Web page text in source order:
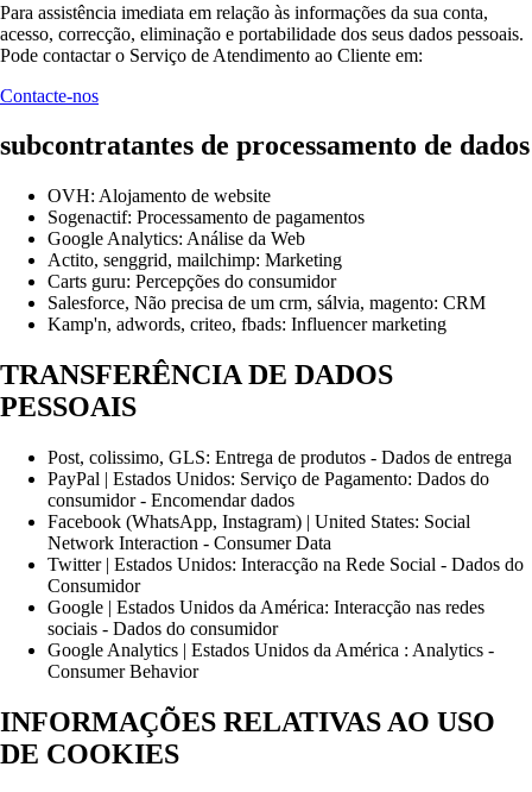
Para assistência imediata em relação às informações da sua conta,
acesso, correcção, eliminação e portabilidade dos seus dados pessoais.
Pode contactar o Serviço de Atendimento ao Cliente em:
Contacte-nos
subcontratantes de processamento de dados
OVH: Alojamento de website
Sogenactif: Processamento de pagamentos
Google Analytics: Análise da Web
Actito, senggrid, mailchimp: Marketing
Carts guru: Percepções do consumidor
Salesforce, Não precisa de um crm, sálvia, magento: CRM
Kamp'n, adwords, criteo, fbads: Influencer marketing
TRANSFERÊNCIA DE DADOS
PESSOAIS
Post, colissimo, GLS: Entrega de produtos - Dados de entrega
PayPal | Estados Unidos: Serviço de Pagamento: Dados do
consumidor - Encomendar dados
Facebook (WhatsApp, Instagram) | United States: Social
Network Interaction - Consumer Data
Twitter | Estados Unidos: Interacção na Rede Social - Dados do
Consumidor
Google | Estados Unidos da América: Interacção nas redes
sociais - Dados do consumidor
Google Analytics | Estados Unidos da América : Analytics -
Consumer Behavior
INFORMAÇÕES RELATIVAS AO USO
DE COOKIES